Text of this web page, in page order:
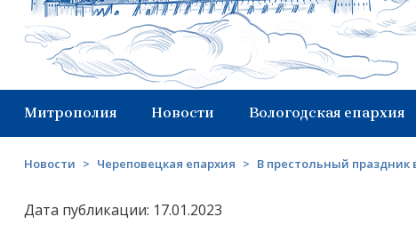
Митрополия Новости Вологодская епархия
Новости > Череповецкая епархия > В престольный праздник
Дата публикации: 17.01.2023